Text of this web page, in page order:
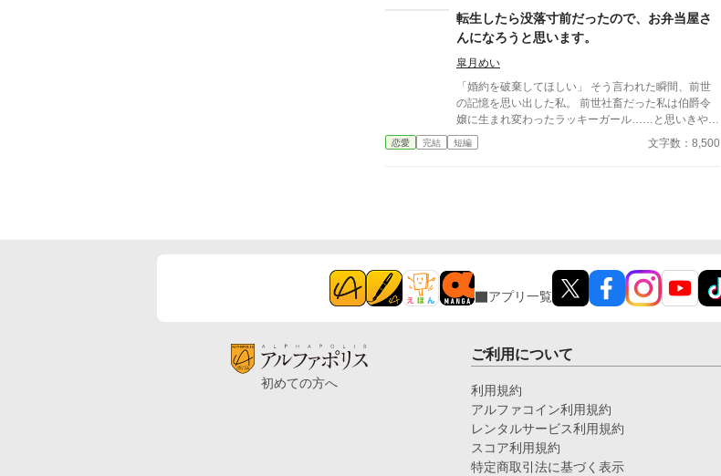
貴族の子息たちがこぞって悩み相談をしにくるよう
に。 『私はカウンセラーでも保健室の先生でもあり
らみんなの悩みごとの相談にのっているうちに、いつ
の間にか年下の美丈夫に好かれるようになる。 そし
て、気づけば異世界で求婚されるという本人大混乱の
事態に！
転生したら没落寸前だったので、お弁当屋さ
んになろうと思います。
皐月めい
「婚約を破棄してほしい」 そう言われた瞬間、前世
の記憶を思い出した私。 前世社畜だった私は伯爵令
嬢に生まれ変わったラッキーガール……と思いきや。
父が亡くなり、母は倒れて、我が伯爵家にはとんでも
ない借金が残され、一年後には爵位も取り消し、七年
お弁当屋さんを作ればいいんだ！ 能天気な転生令嬢
が、自分の騎士とお弁当屋さんを立ち上げて幸せにな
るまでの話です。
恋愛 完結 短編 文字数：8,500
アプリ一覧
初めての方へ
ご利用について
利用規約
アルファコイン利用規約
レンタルサービス利用規約
スコア利用規約
特定商取引法に基づく表示